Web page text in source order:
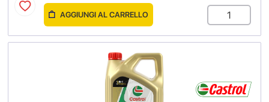
AGGIUNGI AL CARRELLO